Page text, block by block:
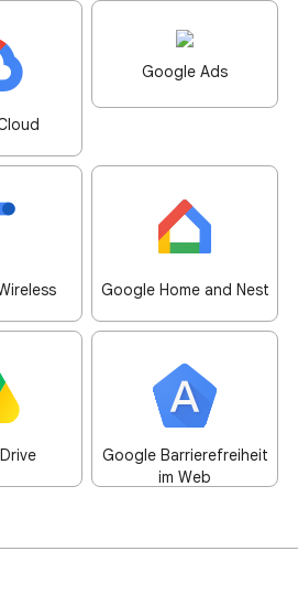
Google Ads
Google Home and Nest
Google Barrierefreiheit
im Web